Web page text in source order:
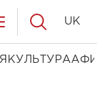
КУЛЬТУРА
UK